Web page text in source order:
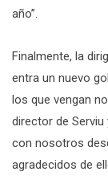
año”.
Finalmente, la
entra un nuevo
los que vengan
director de
con nosotros
agradecidos de